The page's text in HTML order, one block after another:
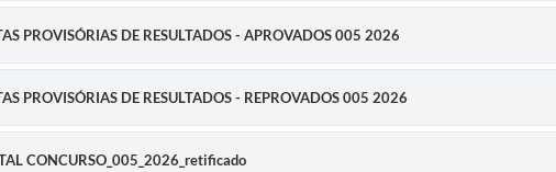
PROVISÓRIAS DE RESULTADOS - APROVADOS 005 2026
PROVISÓRIAS DE RESULTADOS - REPROVADOS 005 2026
CONCURSO_005_2026_retificado